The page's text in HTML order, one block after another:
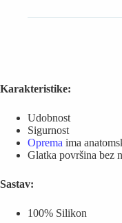
Karakteristike:
Udobnost
Sigurnost
Oprema ima
Glatka površina bez
Sastav:
100% Silikon